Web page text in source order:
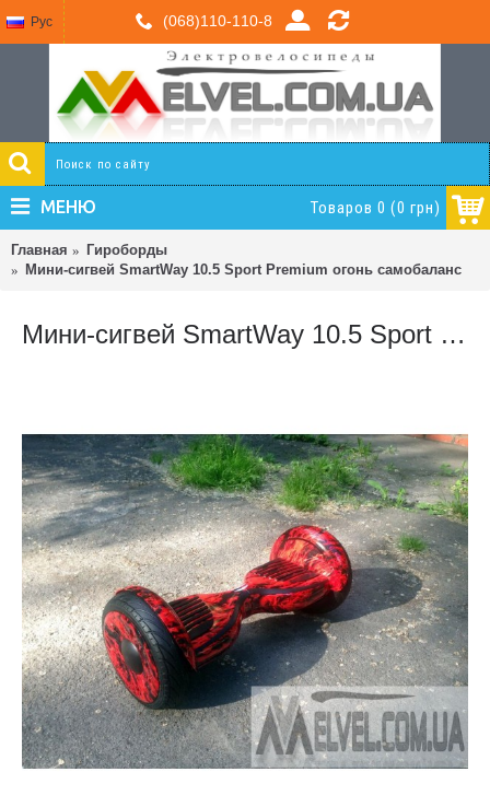
(068)110-110-8
Рус
Товаров 0 (0 грн)
МЕНЮ
Главная
Гироборды
Мини-сигвей SmartWay 10.5 Sport Premium огонь самобаланс
Мини-сигвей SmartWay 10.5 Sport Premium огонь самобаланс